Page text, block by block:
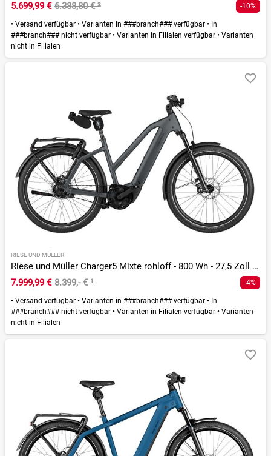
5.699,99 € 6.388,80 €² -10%
• Versand verfügbar • Varianten in ###branch### verfügbar • In
###branch### nicht verfügbar • Varianten in Filialen verfügbar • Varianten
nicht in Filialen
RIESE UND MÜLLER
Riese und Müller Charger5 Mixte rohloff - 800 Wh - 27,5 Zoll - Trapez - 2026
7.999,99 € 8.399,- €¹ -4%
• Versand verfügbar • Varianten in ###branch### verfügbar • In
###branch### nicht verfügbar • Varianten in Filialen verfügbar • Varianten
nicht in Filialen